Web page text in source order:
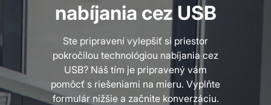
nabíjania cez USB
Ste pripravení vylepšiť si priestor
pokročilou technológiou nabíjania cez
USB? Náš tím je pripravený vám
pomôcť s riešeniami na mieru. Vyplňte
formulár nižšie a začnite konverzáciu.